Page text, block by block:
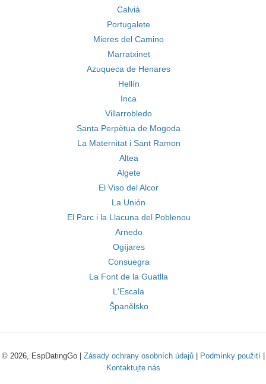
Calvià
Portugalete
Mieres del Camino
Marratxinet
Azuqueca de Henares
Hellín
Inca
Villarrobledo
Santa Perpètua de Mogoda
La Maternitat i Sant Ramon
Altea
Algete
El Viso del Alcor
La Unión
El Parc i la Llacuna del Poblenou
Arnedo
Ogíjares
Consuegra
La Font de la Guatlla
L'Escala
Španělsko
© 2026, EspDatingGo | Zásady ochrany osobních údajů| Podmínky použití|
Kontaktujte nás